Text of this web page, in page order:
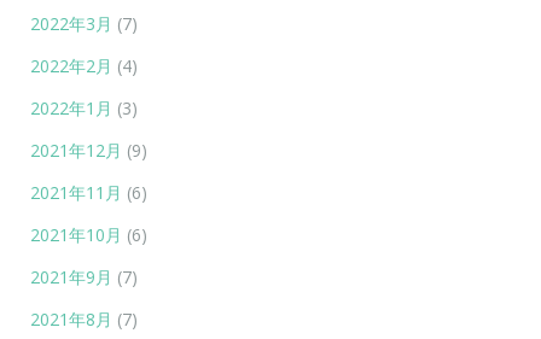
2022年3月 (7)
2022年2月 (4)
2022年1月 (3)
2021年12月 (9)
2021年11月 (6)
2021年10月 (6)
2021年9月 (7)
2021年8月 (7)